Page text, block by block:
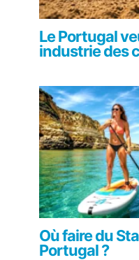
Le Portugal
industrie des
Où faire du
Portugal ?